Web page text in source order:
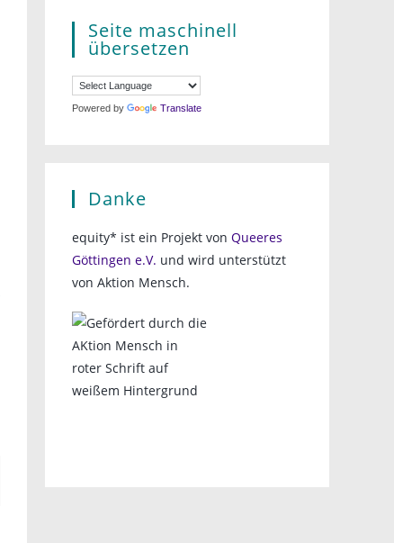
Seite maschinell
übersetzen
Powered by Translate
Danke
equity* ist ein Projekt von Queeres
Göttingen e.V. und wird unterstützt
von Aktion Mensch.